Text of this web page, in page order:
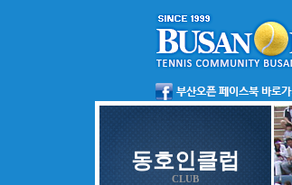
동호인클럽
CLUB